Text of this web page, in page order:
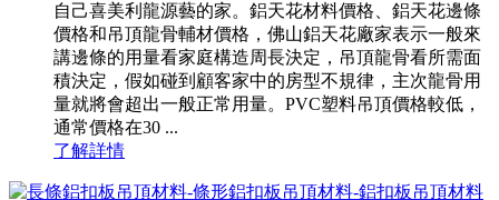
自己喜美利龍源藝的家。鋁天花材料價格、鋁天花邊條
價格和吊頂龍骨輔材價格，佛山鋁天花廠家表示一般來
講邊條的用量看家庭構造周長決定，吊頂龍骨看所需面
積決定，假如碰到顧客家中的房型不規律，主次龍骨用
量就將會超出一般正常用量。PVC塑料吊頂價格較低，
通常價格在30 ...
了解詳情